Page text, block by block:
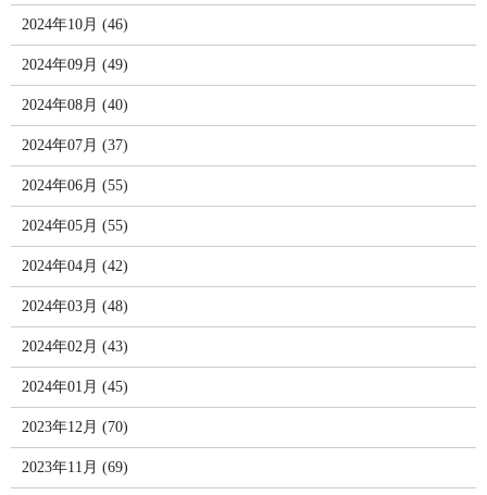
2024年10月 (46)
2024年09月 (49)
2024年08月 (40)
2024年07月 (37)
2024年06月 (55)
2024年05月 (55)
2024年04月 (42)
2024年03月 (48)
2024年02月 (43)
2024年01月 (45)
2023年12月 (70)
2023年11月 (69)